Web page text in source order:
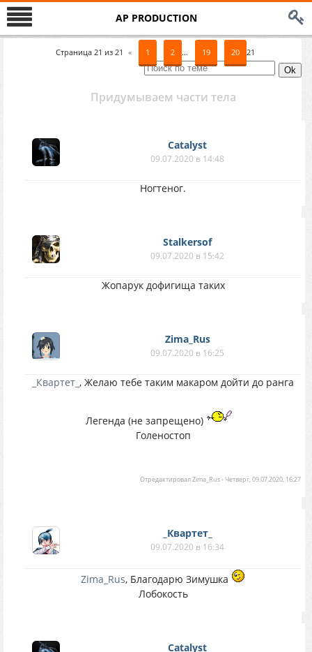
AP PRODUCTION
Страница 21 из 21 « 1 2 … 19 20 21
Придумываем части тела
Catalyst
09.07.2020 в 14:48
Ногтеног.
Stalkersof
09.07.2020 в 15:42
Жопарук дофигища таких
Zima_Rus
09.07.2020 в 16:25
_Квартет_ , Желаю тебе таким макаром дойти до ранга
Легенда (не запрещено)
Голеностоп
ОтредактировалZima_Rus-Четверг, 09.07.2020, 16:27
_Квартет_
09.07.2020 в 16:34
Zima_Rus, Благодарю Зимушка
Лобокость
Catalyst